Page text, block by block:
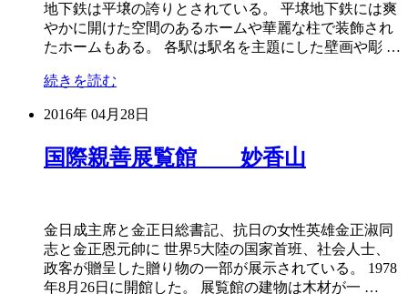
地下鉄は平壌の誇りとされている。 平壌地下鉄には爽
やかに開けた空間のあるホームや華麗な柱で装飾され
たホームもある。 各駅は駅名を主題にした壁画や彫 …
続きを読む
2016年 04月28日
国際親善展覧館 妙香山
金日成主席と金正日総書記、抗日の女性英雄金正淑同
志と金正恩元帥に 世界5大陸の国家首班、社会人士、
政客が贈呈した贈り物の一部が展示されている。 1978
年8月26日に開館した。 展覧館の建物は木材が一 …